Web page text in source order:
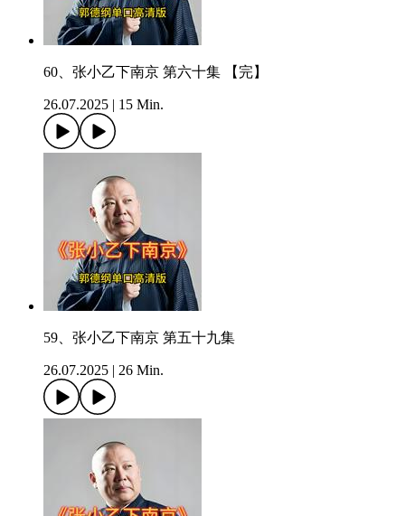
60、张小乙下南京 第六十集 【完】
26.07.2025 15 Min.
59、张小乙下南京 第五十九集
26.07.2025 26 Min.